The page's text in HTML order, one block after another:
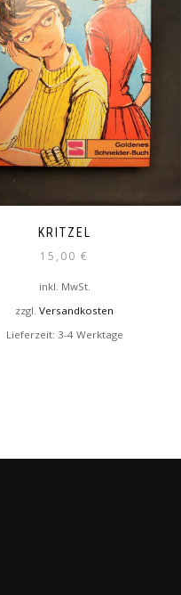
KRITZEL
15,00€
inkl. MwSt.
zzgl.Versandkosten
Lieferzeit: 3-4 Werktage